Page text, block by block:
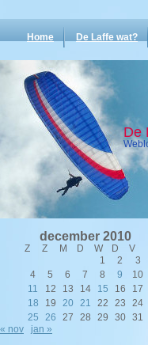
Home De Laffe wat?
De
december 2010
Z Z M D W D
V
1
2
3
4
5 6 7 8 9
10
11
12 13 14 15 16
17
18
19 20 21 22 23
24
25
26 27 28 29 30
31
« nov
jan »